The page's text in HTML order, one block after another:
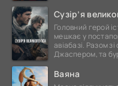
Сузір’я
Головний герой
мешкає у
авіабазі. Разом
Джаспером, та
Ваяна